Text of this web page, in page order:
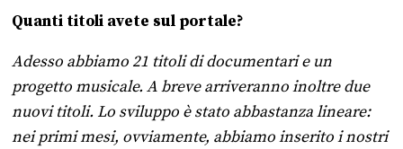
Quanti titoli avete sul portale?
Adesso abbiamo 21 titoli di documentari e un
progetto musicale. A breve arriveranno inoltre due
nuovi titoli. Lo sviluppo è stato abbastanza lineare:
nei primi mesi, ovviamente, abbiamo inserito i nostri